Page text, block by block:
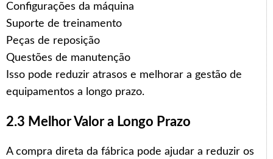
Configurações da máquina
Suporte de treinamento
Peças de reposição
Questões de manutenção
Isso pode reduzir atrasos e melhorar a gestão de
equipamentos a longo prazo.
2.3 Melhor Valor a Longo Prazo
A compra direta da fábrica pode ajudar a reduzir os